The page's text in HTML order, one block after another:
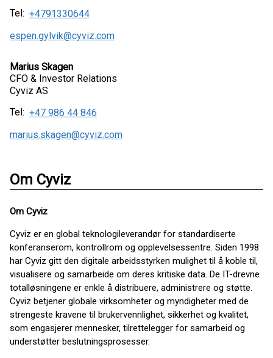
Tel: +4791330644
espen.gylvik@cyviz.com
Marius Skagen
CFO & Investor Relations
Cyviz AS
Tel: +47 986 44 846
marius.skagen@cyviz.com
Om Cyviz
Om Cyviz
Cyviz er en global teknologileverandør for standardiserte
konferanserom, kontrollrom og opplevelsessentre. Siden 1998
har Cyviz gitt den digitale arbeidsstyrken mulighet til å koble til,
visualisere og samarbeide om deres kritiske data. De IT-drevne
totalløsningene er enkle å distribuere, administrere og støtte.
Cyviz betjener globale virksomheter og myndigheter med de
strengeste kravene til brukervennlighet, sikkerhet og kvalitet,
som engasjerer mennesker, tilrettelegger for samarbeid og
understøtter beslutningsprosesser.